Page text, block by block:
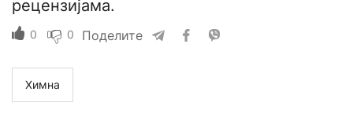
рецензијама.
0 0 Поделите
Химна